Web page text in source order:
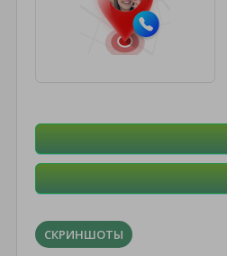
СКРИНШОТЫ